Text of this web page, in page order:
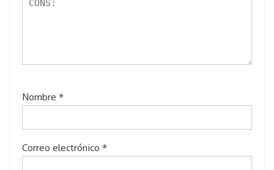
Nombre *
Correo electrónico *